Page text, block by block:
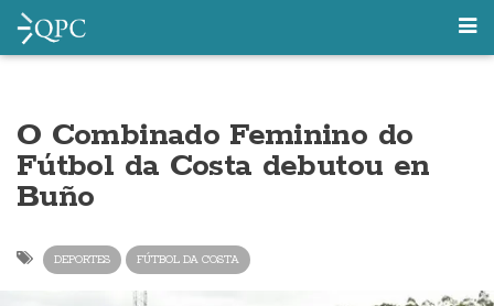
O Combinado Feminino do
Fútbol da Costa debutou en
Buño
DEPORTES FÚTBOL DA COSTA